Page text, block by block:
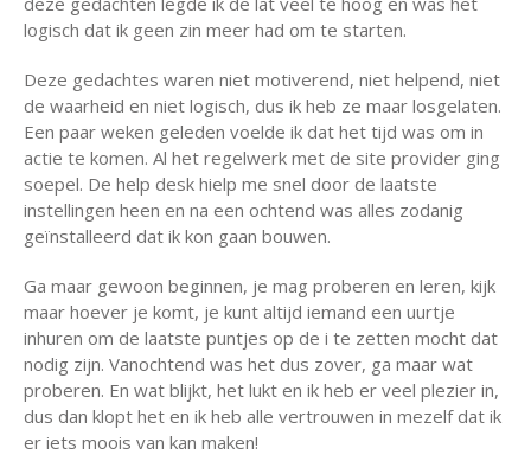
logisch dat ik geen zin meer had om te starten.
Deze gedachtes waren niet motiverend, niet helpend, niet
de waarheid en niet logisch, dus ik heb ze maar losgelaten.
Een paar weken geleden voelde ik dat het tijd was om in
actie te komen. Al het regelwerk met de site provider ging
soepel. De help desk hielp me snel door de laatste
instellingen heen en na een ochtend was alles zodanig
geïnstalleerd dat ik kon gaan bouwen.
Ga maar gewoon beginnen, je mag proberen en leren, kijk
maar hoever je komt, je kunt altijd iemand een uurtje
inhuren om de laatste puntjes op de i te zetten mocht dat
nodig zijn. Vanochtend was het dus zover, ga maar wat
proberen. En wat blijkt, het lukt en ik heb er veel plezier in,
dus dan klopt het en ik heb alle vertrouwen in mezelf dat ik
er iets moois van kan maken!